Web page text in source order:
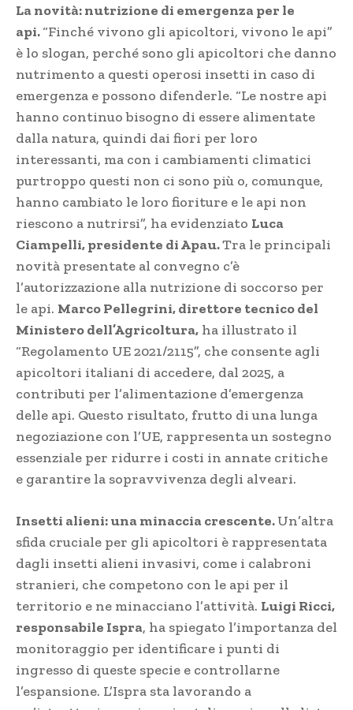
La novità: nutrizione di emergenza per le
api.“Finché vivono gli apicoltori, vivono le api”
è lo slogan, perché sono gli apicoltori che danno
nutrimento a questi operosi insetti in caso di
emergenza e possono difenderle. “Le nostre api
hanno continuo bisogno di essere alimentate
dalla natura, quindi dai fiori per loro
interessanti, ma con i cambiamenti climatici
purtroppo questi non ci sono più o, comunque,
hanno cambiato le loro fioriture e le api non
riescono a nutrirsi”, ha evidenziato Luca
Ciampelli, presidente di Apau.Tra le principali
novità presentate al convegno c’è
l’autorizzazione alla nutrizione di soccorso per
le api. Marco Pellegrini, direttore tecnico del
Ministero dell’Agricoltura, ha illustrato il
“Regolamento UE 2021/2115”, che consente agli
apicoltori italiani di accedere, dal 2025, a
contributi per l’alimentazione d’emergenza
delle api. Questo risultato, frutto di una lunga
negoziazione con l’UE, rappresenta un sostegno
essenziale per ridurre i costi in annate critiche
e garantire la sopravvivenza degli alveari.
Insetti alieni: una minaccia crescente.Un’altra
sfida cruciale per gli apicoltori è rappresentata
dagli insetti alieni invasivi, come i calabroni
stranieri, che competono con le api per il
territorio e ne minacciano l’attività. Luigi Ricci,
responsabile Ispra, ha spiegato l’importanza del
monitoraggio per identificare i punti di
ingresso di queste specie e controllarne
l’espansione. L’Ispra sta lavorando a